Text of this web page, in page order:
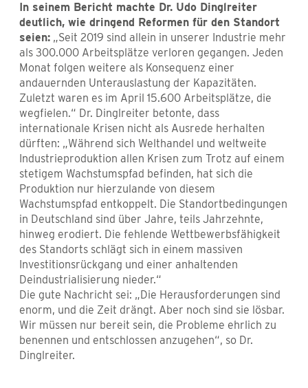
In seinem Bericht machte Dr. Udo Dinglreiter
deutlich, wie dringend Reformen für den Standort
seien: „Seit 2019 sind allein in unserer Industrie mehr
als 300.000 Arbeitsplätze verloren gegangen. Jeden
Monat folgen weitere als Konsequenz einer
andauernden Unterauslastung der Kapazitäten.
Zuletzt waren es im April 15.600 Arbeitsplätze, die
wegfielen.“ Dr. Dinglreiter betonte, dass
internationale Krisen nicht als Ausrede herhalten
dürften: „Während sich Welthandel und weltweite
Industrieproduktion allen Krisen zum Trotz auf einem
stetigem Wachstumspfad befinden, hat sich die
Produktion nur hierzulande von diesem
Wachstumspfad entkoppelt. Die Standortbedingungen
in Deutschland sind über Jahre, teils Jahrzehnte,
hinweg erodiert. Die fehlende Wettbewerbsfähigkeit
des Standorts schlägt sich in einem massiven
Investitionsrückgang und einer anhaltenden
Deindustrialisierung nieder.“
Die gute Nachricht sei: „Die Herausforderungen sind
enorm, und die Zeit drängt. Aber noch sind sie lösbar.
Wir müssen nur bereit sein, die Probleme ehrlich zu
benennen und entschlossen anzugehen“, so Dr.
Dinglreiter.